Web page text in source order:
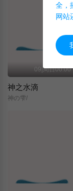
09|周日00:00
神之水滴
神の雫/
全，
网站